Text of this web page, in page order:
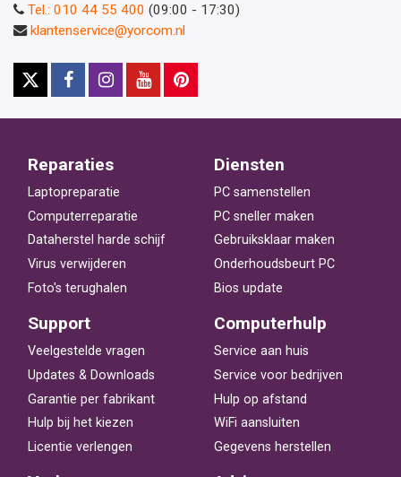
Tel.: 010 44 55 400 (09:00 - 17:30)
klantenservice@yorcom.nl
Reparaties
Laptopreparatie
Computerreparatie
Dataherstel harde schijf
Virus verwijderen
Foto's terughalen
Diensten
PC samenstellen
PC sneller maken
Gebruiksklaar maken
Onderhoudsbeurt PC
Bios update
Support
Veelgestelde vragen
Updates & Downloads
Garantie per fabrikant
Hulp bij het kiezen
Licentie verlengen
Computerhulp
Service aan huis
Service voor bedrijven
Hulp op afstand
WiFi aansluiten
Gegevens herstellen